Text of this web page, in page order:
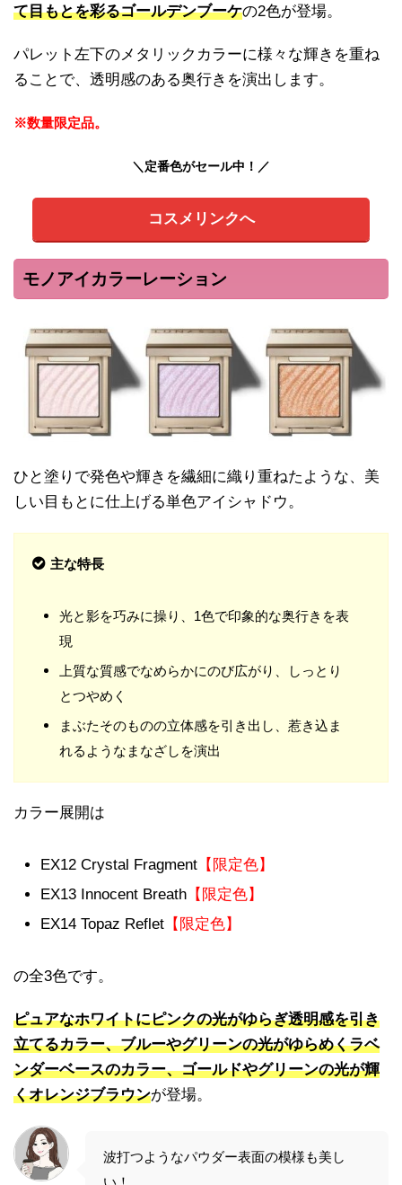
て目もとを彩るゴールデンブーケの2色が登場。
パレット左下のメタリックカラーに様々な輝きを重ね
ることで、透明感のある奥行きを演出します。
※数量限定品。
＼定番色がセール中！／
コスメリンクへ
モノアイカラーレーション
ひと塗りで発色や輝きを繊細に織り重ねたような、美
しい目もとに仕上げる単色アイシャドウ。
主な特長
光と影を巧みに操り、1色で印象的な奥行きを表
現
上質な質感でなめらかにのび広がり、しっとり
とつやめく
まぶたそのものの立体感を引き出し、惹き込ま
れるようなまなざしを演出
カラー展開は
EX12 Crystal Fragment 【限定色】
EX13 Innocent Breath 【限定色】
EX14 Topaz Reflet 【限定色】
の全3色です。
ピュアなホワイトにピンクの光がゆらぎ透明感を引き
立てるカラー、ブルーやグリーンの光がゆらめくラベ
ンダーベースのカラー、ゴールドやグリーンの光が輝
くオレンジブラウンが登場。
波打つようなパウダー表面の模様も美し
い！